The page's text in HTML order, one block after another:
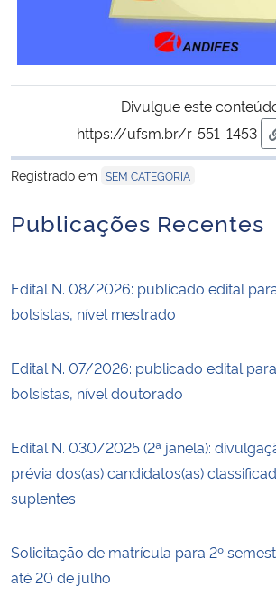
Divulgue este
https://ufsm.br/r-551-1453
Registrado em SEM CATEGORIA
Publicações Recentes
Edital N. 08/2026: publicado edital
bolsistas, nível mestrado
Edital N. 07/2026: publicado edital
bolsistas, nível doutorado
Edital N. 030/2025 (2ª janela):
prévia dos(as) candidatos(as)
suplentes
Solicitação de matrícula para 2º
até 20 de julho